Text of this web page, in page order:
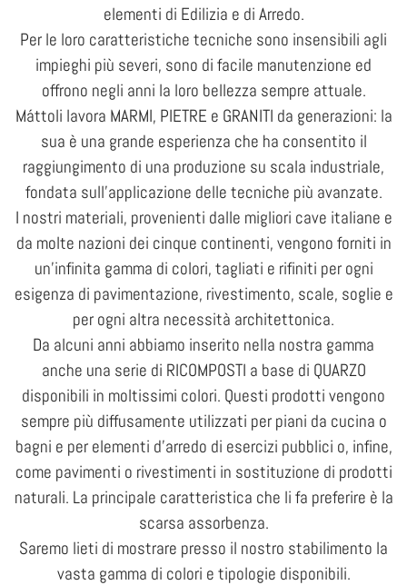
elementi di Edilizia e di Arredo.
Per le loro caratteristiche tecniche sono insensibili agli
impieghi più severi, sono di facile manutenzione ed
offrono negli anni la loro bellezza sempre attuale.
Máttoli lavora MARMI, PIETRE e GRANITI da generazioni: la
sua è una grande esperienza che ha consentito il
raggiungimento di una produzione su scala industriale,
fondata sull’applicazione delle tecniche più avanzate.
I nostri materiali, provenienti dalle migliori cave italiane e
da molte nazioni dei cinque continenti, vengono forniti in
un’infinita gamma di colori, tagliati e rifiniti per ogni
esigenza di pavimentazione, rivestimento, scale, soglie e
per ogni altra necessità architettonica.
Da alcuni anni abbiamo inserito nella nostra gamma
anche una serie di RICOMPOSTI a base di QUARZO
disponibili in moltissimi colori. Questi prodotti vengono
sempre più diffusamente utilizzati per piani da cucina o
bagni e per elementi d’arredo di esercizi pubblici o, infine,
come pavimenti o rivestimenti in sostituzione di prodotti
naturali. La principale caratteristica che li fa preferire è la
scarsa assorbenza.
Saremo lieti di mostrare presso il nostro stabilimento la
vasta gamma di colori e tipologie disponibili.